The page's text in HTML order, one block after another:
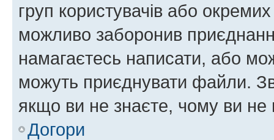
груп користувачів або
можливо заборонив
намагаєтесь написати, або
можуть приєднувати файли.
якщо ви не знаєте, чому ви
Догори